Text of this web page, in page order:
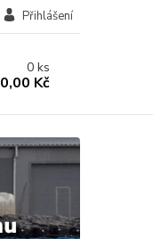
Přihlášení
0 ks
0,00 Kč